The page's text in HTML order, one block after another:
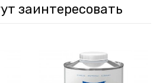
заинтересовать